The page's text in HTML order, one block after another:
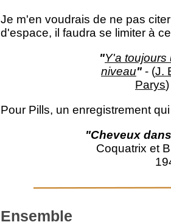
Je m'en voudrais de ne pas citer
d'espace, il faudra se limiter à
"Y'a toujours
niveau" - (J.
Parys
Pour Pills, un enregistrement
"Cheveux
Coquatrix et
Ensemble